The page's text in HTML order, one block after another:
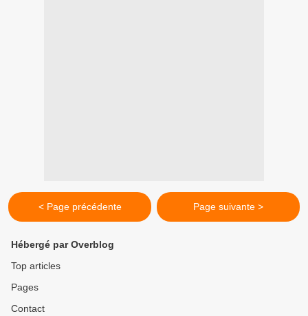
< Page précédente Page suivante >
Hébergé par Overblog
Top articles
Pages
Contact